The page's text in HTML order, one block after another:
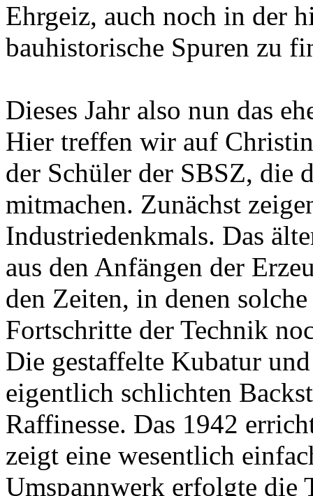
Ehrgeiz, auch noch in der
bauhistorische Spuren zu
Dieses Jahr also nun das
Hier treffen wir auf
der Schüler der SBSZ, die
mitmachen. Zunächst
Industriedenkmals. Das
aus den Anfängen der
den Zeiten, in denen
Fortschritte der Technik
Die gestaffelte Kubatur
eigentlich schlichten
Raffinesse. Das 1942
zeigt eine wesentlich
Umspannwerk erfolgte die